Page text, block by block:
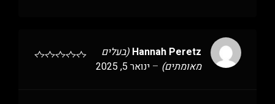
Hannah Peretz (בעלים
מאומתים) – ינואר 5, 2025